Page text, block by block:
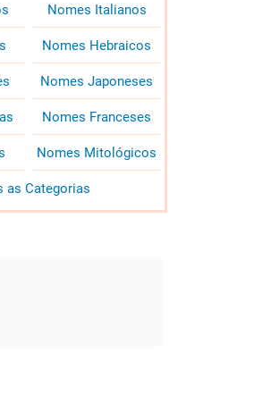
Nomes Italianos
Nomes Hebraicos
Nomes Japoneses
Nomes Franceses
Nomes Mitológicos
as Categorias